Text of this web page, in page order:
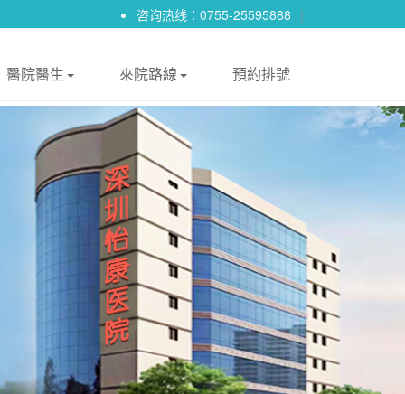
咨询热线：0755-25595888 |
醫院醫生 來院路線 預約排號